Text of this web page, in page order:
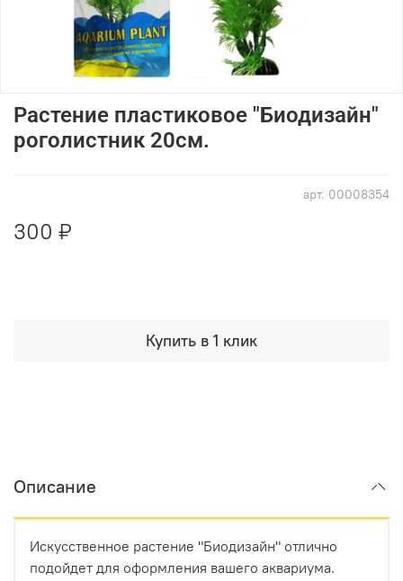
арт. 00008354
Растение пластиковое "Биодизайн"
роголистник 20см.
300 ₽
Купить в 1 клик
Описание
Искусственное растение "Биодизайн" отлично
подойдет для оформления вашего аквариума.